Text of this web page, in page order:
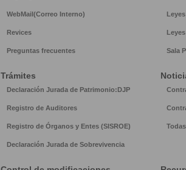
WebMail(Correo Interno)
Revices
Preguntas frecuentes Sala
Trámites
Declaración Jurada de Patrimonio:DJP
Registro de Auditores
Registro de Órganos y Entes (SISROE)
Declaración Jurada de Sobrevivencia